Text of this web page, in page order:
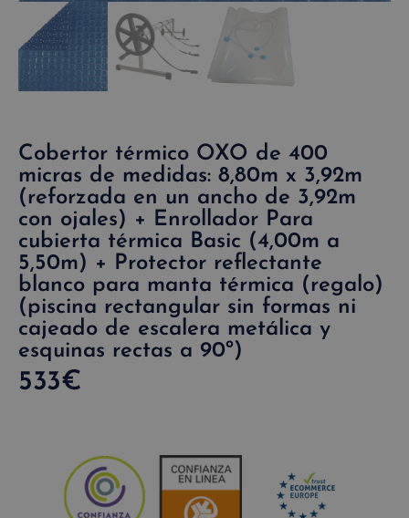
Cobertor térmico OXO de 400
micras de medidas: 8,80m x 3,92m
(reforzada en un ancho de 3,92m
con ojales) + Enrollador Para
cubierta térmica Basic (4,00m a
5,50m) + Protector reflectante
blanco para manta térmica (regalo)
(piscina rectangular sin formas ni
cajeado de escalera metálica y
esquinas rectas a 90º)
533€